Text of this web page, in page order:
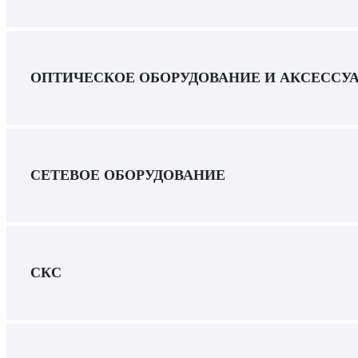
ОПТИЧЕСКОЕ ОБОРУДОВАНИЕ И
СЕТЕВОЕ ОБОРУДОВАНИЕ
СКС